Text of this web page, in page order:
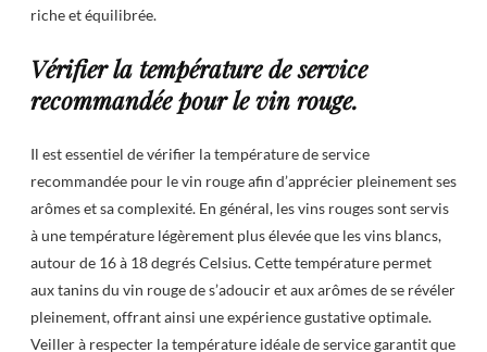
riche et équilibrée.
Vérifier la température de service
recommandée pour le vin rouge.
Il est essentiel de vérifier la température de service
recommandée pour le vin rouge afin d’apprécier pleinement ses
arômes et sa complexité. En général, les vins rouges sont servis
à une température légèrement plus élevée que les vins blancs,
autour de 16 à 18 degrés Celsius. Cette température permet
aux tanins du vin rouge de s’adoucir et aux arômes de se révéler
pleinement, offrant ainsi une expérience gustative optimale.
Veiller à respecter la température idéale de service garantit que